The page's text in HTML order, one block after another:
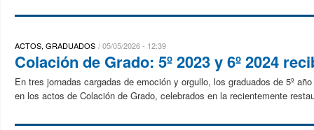
ACTOS, GRADUADOS 05/05/2026 - 12:39
Colación de Grado: 5º 2023 y 6º 2024
En tres jornadas cargadas de emoción y orgullo, los graduados de 5º
en los actos de Colación de Grado, celebrados en la recientemente